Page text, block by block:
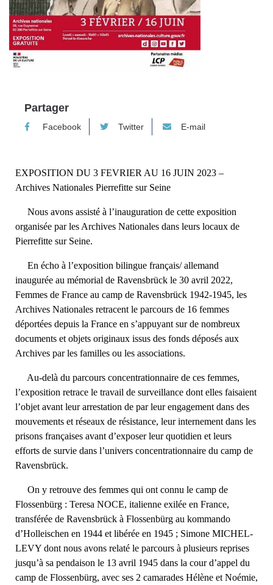
Partager
Facebook Twitter E-mail
EXPOSITION DU 3 FEVRIER AU 16 JUIN 2023 –
Archives Nationales Pierrefitte sur Seine
Nous avons assisté à l’inauguration de cette exposition
organisée par les Archives Nationales dans leurs locaux de
Pierrefitte sur Seine.
En écho à l’exposition bilingue français/ allemand
inaugurée au mémorial de Ravensbrück le 30 avril 2022,
Femmes de France au camp de Ravensbrück 1942-1945, les
Archives Nationales retracent le parcours de 16 femmes
déportées depuis la France en s’appuyant sur de nombreux
documents et objets originaux issus des fonds déposés aux
Archives par les familles ou les associations.
Au-delà du parcours concentrationnaire de ces femmes,
l’exposition retrace le travail de surveillance dont elles faisaient
l’objet avant leur arrestation de par leur engagement dans des
mouvements et réseaux de résistance, leur internement dans les
prisons françaises avant d’exposer leur quotidien et leurs
efforts de survie dans l’univers concentrationnaire du camp de
Ravensbrück.
On y retrouve des femmes qui ont connu le camp de
Flossenbürg : Teresa NOCE, italienne exilée en France,
transférée de Ravensbrück à Flossenbürg au kommando
d’Holleischen en 1944 et libérée en 1945 ; Simone MICHEL-
LEVY dont nous avons relaté le parcours à plusieurs reprises
jusqu’à sa pendaison le 13 avril 1945 dans la cour d’appel du
camp de Flossenbürg, avec ses 2 camarades Hélène et Noémie,